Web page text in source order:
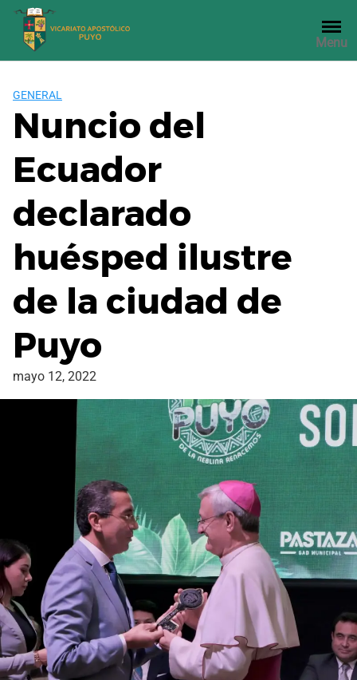
Saltar
contenido
Menu
GENERAL
Nuncio del
Ecuador
declarado
huésped ilustre
de la ciudad de
Puyo
mayo 12, 2022